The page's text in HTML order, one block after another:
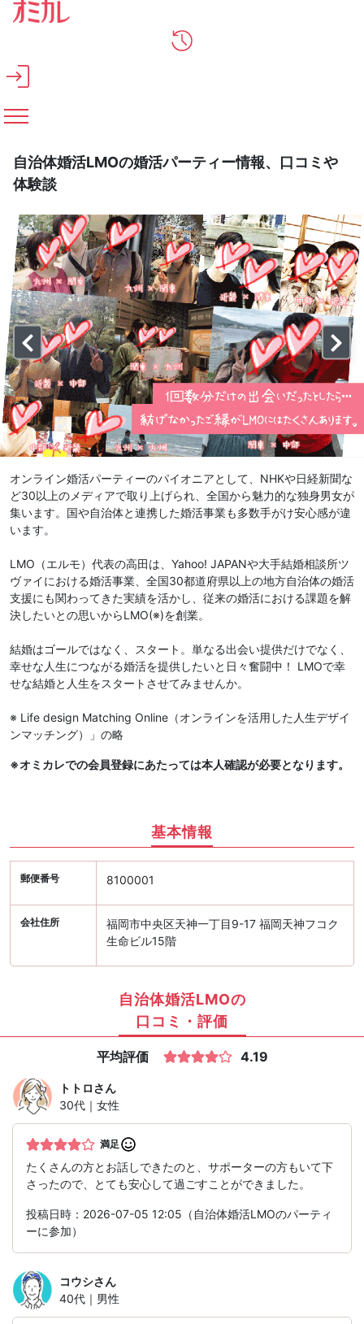
メインコンテンツへスキップ
自治体婚活LMOの婚活パーティー情報、口コミや
体験談
オンライン婚活パーティーのパイオニアとして、NHKや日経新聞な
ど30以上のメディアで取り上げられ、全国から魅力的な独身男女が
集います。国や自治体と連携した婚活事業も多数手がけ安心感が違
います。
LMO（エルモ）代表の高田は、Yahoo! JAPANや大手結婚相談所ツ
ヴァイにおける婚活事業、全国30都道府県以上の地方自治体の婚活
支援にも関わってきた実績を活かし、従来の婚活における課題を解
決したいとの思いからLMO(※)を創業。
結婚はゴールではなく、スタート。単なる出会い提供だけでなく、
幸せな人生につながる婚活を提供したいと日々奮闘中！ LMOで幸
せな結婚と人生をスタートさせてみませんか。
※ Life design Matching Online（オンラインを活用した人生デザイ
ンマッチング）」の略
※オミカレでの会員登録にあたっては本人確認が必要となります。
基本情報
郵便番号 8100001
会社住所
福岡市中央区天神一丁目9-17 福岡天神フコク
生命ビル15階
自治体婚活LMOの
口コミ・評価
平均評価 4.19
トトロさん
30代｜女性
満足
たくさんの方とお話しできたのと、サポーターの方もいて下
さったので、とても安心して過ごすことができました。
投稿日時：2026-07-05 12:05（自治体婚活LMOのパーティ
ーに参加）
コウシさん
40代｜男性